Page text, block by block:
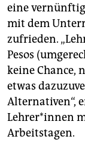
eine
mit dem
zufrieden.
Pesos
keine Chance,
etwas
Alternativen“,
Lehrer*innen
Arbeitstagen.